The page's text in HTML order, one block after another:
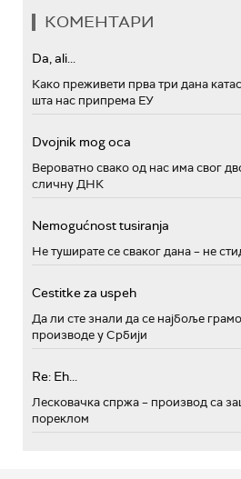
КОМЕНТАРИ
Da, ali...
Како преживети прва три дана
шта нас припрема ЕУ
Dvojnik mog oca
Вероватно свако од нас има свог
сличну ДНК
Nemogućnost tusiranja
Не туширате се сваког дана – не
Cestitke za uspeh
Да ли сте знали да се најбоље
производе у Србији
Re: Eh...
Лесковачка спржа – производ са
пореклом